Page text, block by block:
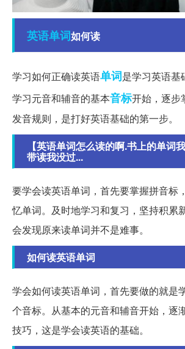
英语单词如何读
学习如何正确读英语单词是学习英语基
学习元音和辅音的基本音标开始，逐步
发音规则，是打好英语基础的第一步。
【英语单词怎么读的啊.书上的单词
带读我没过...
要学会读英语单词，首先要掌握拼音标
忆单词。及时地学习和复习，坚持积累
会发现原来读单词并不是难事。
如何读英语单词
学会如何读英语单词，首先要做的就是
个音标。从基本的元音和辅音开始，逐
技巧，这是学会读英语的基础。